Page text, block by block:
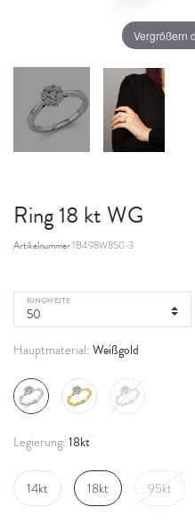
Vergrößern
Ring 18 kt WG
Artikelnummer1B498W850-3
RINGWEITE
Hauptmaterial: Weißgold
Legierung: 18kt
14kt 18kt 95kt